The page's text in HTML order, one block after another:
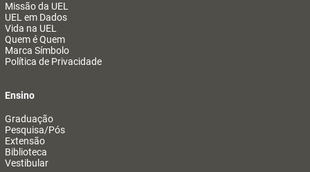
Missão da UEL
UEL em Dados
Vida na UEL
Quem é Quem
Marca Símbolo
Política de Privacidade
Ensino
Graduação
Pesquisa/Pós
Extensão
Biblioteca
Vestibular